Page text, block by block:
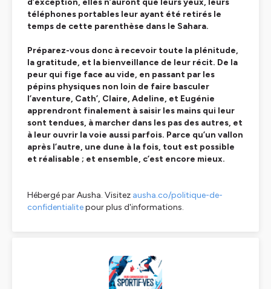
d’exception, elles n’auront que leurs yeux, leurs
téléphones portables leur ayant été retirés le
temps de cette parenthèse dans le Sahara.
Préparez-vous donc à recevoir toute la plénitude,
la gratitude, et la bienveillance de leur récit. De la
peur qui fige face au vide, en passant par les
pépins physiques non loin de faire basculer
l’aventure, Cath’, Claire, Adeline, et Eugénie
apprendront finalement à saisir les mains qui leur
sont tendues, à marcher dans les pas des autres, et
à leur ouvrir la voie aussi parfois. Parce qu’un vallon
après l’autre, une dune à la fois, tout est possible
et réalisable ; et ensemble, c’est encore mieux.
Hébergé par Ausha. Visitez ausha.co/politique-de-
confidentialitepour plus d'informations.